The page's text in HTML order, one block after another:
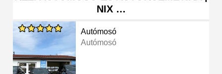
NIX …
Autómosó
Autómosó